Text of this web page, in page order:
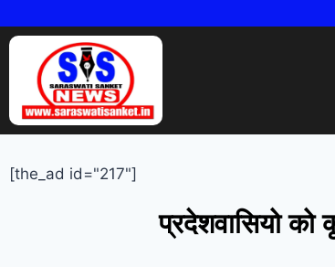
[the_ad id="217"]
प्रदेशवासियो को